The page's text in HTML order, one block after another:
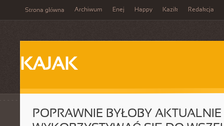
Strona główna Archiwum Enej Happy Kazik Redakcja
KAJAK
POPRAWNIE BYŁOBY AKTUALNIE